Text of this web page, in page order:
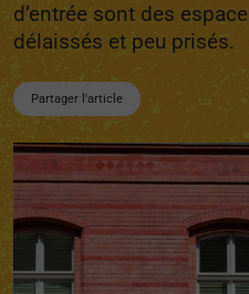
d’entrée sont des
délaissés et peu prisés.
Partager l'article